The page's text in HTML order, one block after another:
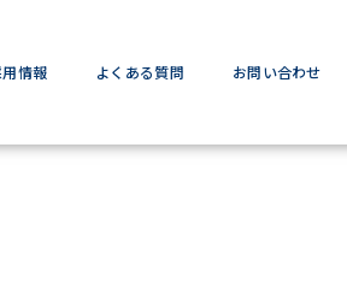
情報 よくある質問 お問い合わせ